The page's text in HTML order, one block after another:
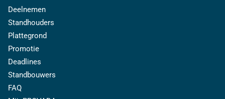
Deelnemen
Standhouders
Plattegrond
Promotie
Deadlines
Standbouwers
FAQ